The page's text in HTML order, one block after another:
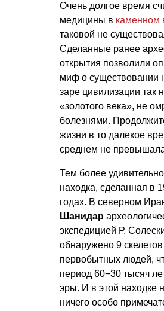
Очень долгое время
медицины в каменном
таковой не
Сделанные ранее
открытия позволили
миф о существовании
заре цивилизации так
«золотого века», не
болезнями.
жизни в то далекое
среднем не превышала
Тем более
находка, сделанная в
годах. В северном
Шанидар
экспедицией Р.
обнаружено 9 скелетов
первобытных людей,
период 60−30 тысяч
эры. И в этой находке
ничего особо